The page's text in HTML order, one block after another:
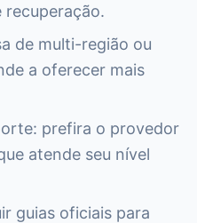
de multi-região ou
a oferecer mais
prefira o provedor
atende seu nível
guias oficiais para